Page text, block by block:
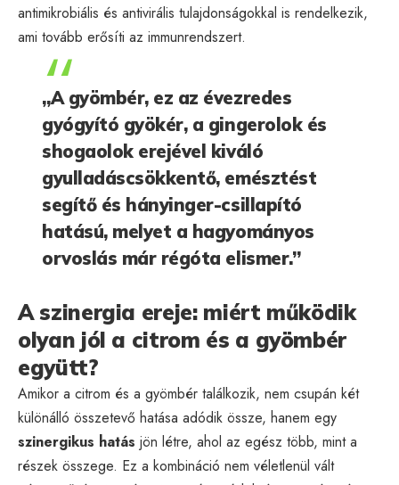
antimikrobiális és antivirális tulajdonságokkal is rendelkezik,
ami tovább erősíti az immunrendszert.
„A gyömbér, ez az évezredes
gyógyító gyökér, a gingerolok és
shogaolok erejével kiváló
gyulladáscsökkentő, emésztést
segítő és hányinger-csillapító
hatású, melyet a hagyományos
orvoslás már régóta elismer.”
A szinergia ereje: miért működik
olyan jól a citrom és a gyömbér
együtt?
Amikor a citrom és a gyömbér találkozik, nem csupán két
különálló összetevő hatása adódik össze, hanem egy
szinergikus hatás jön létre, ahol az egész több, mint a
részek összege. Ez a kombináció nem véletlenül vált